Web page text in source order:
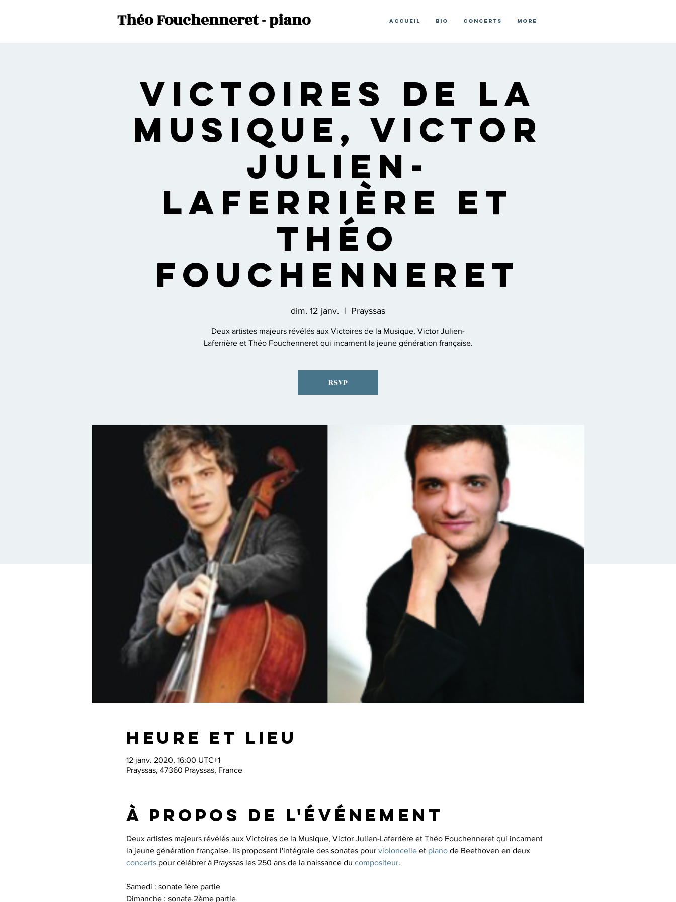
Théo Fouchenneret - piano Accueil Bio Concerts More
Victoires de la
Musique, Victor
Julien-
Laferrière et
Théo
Fouchenneret
dim. 12 janv.
  |
Prayssas
Deux artistes majeurs révélés aux Victoires de la Musique, Victor Julien-
Laferrière et Théo Fouchenneret qui incarnent la jeune génération française.
RSVP
Heure et lieu
12 janv. 2020, 16:00 UTC+1
Prayssas, 47360 Prayssas, France
À propos de l'événement
Deux artistes majeurs révélés aux Victoires de la Musique, Victor Julien-Laferrière et Théo Fouchenneret qui incarnent
la jeune génération française. Ils proposent l'intégrale des sonates pour violoncelle et piano de Beethoven en deux
concerts pour célébrer à Prayssas les 250 ans de la naissance du compositeur
Samedi : sonate 1ère partie
Dimanche : sonate 2ème partie